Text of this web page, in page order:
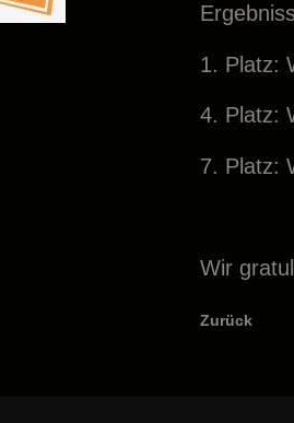
1. Platz:
4. Platz:
7. Platz:
Wir
Zurück